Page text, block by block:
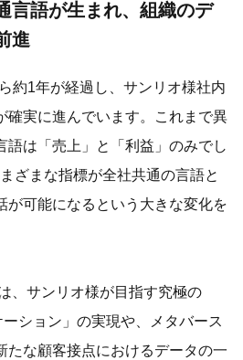
言語が生まれ、組織のデ
進
約1年が経過し、サンリオ様社内
確実に進んでいます。これまで異
語は「売上」と「利益」のみでし
ざまな指標が全社共通の言語と
が可能になるという大きな変化を
、サンリオ様が目指す究極の
ーション」の実現や、メタバース
たな顧客接点におけるデータの一